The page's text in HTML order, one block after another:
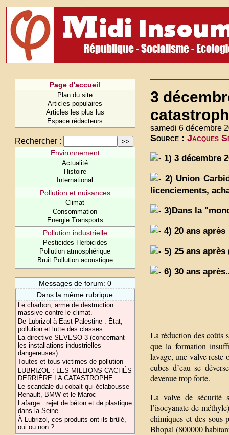
Page d'accueil
Plan du site
Articles populaires
Articles les plus lus
Espace rédacteurs
Rechercher :
Environnement
Actualité
Histoire
International
Pollution et nuisances
Climat
Consommation
Energie Transports
Pollution industrielle
Pesticides Herbicides
Pollution atmosphérique
Bruit Pollution acoustique
Messages de forum: 0
Dans la même rubrique
Le charbon, arme de destruction
massive contre le climat.
De Lubrizol à East Palestine : État,
pollution et lutte des classes
La directive SEVESO 3 (concernant
les installations industrielles
dangereuses)
Toutes et tous victimes de pollution
LUBRIZOL : LES MILLIONS CACHÉS
DERRIÈRE LA CATASTROPHE
Le scandale du cobalt qui éclabousse
Renault, BMW et le Maroc
Lafarge : rejet de béton et de plastique
dans la Seine
À Lubrizol, ces produits ont-ils brûlé,
oui ou non ?
3
samedi 6 décembre
Source : Jacques
1) 3 décembre
2) Union
licenciements,
3)Dans la
4) 20 ans après
5) 25 ans après
6) 30 ans
La réduction des coûts
que la formation
lavage, une valve reste
cubes d’eau se
devenue trop forte.
La valve de sécurité
l’isocyanate de
chimiques et des
Bhopal (800000